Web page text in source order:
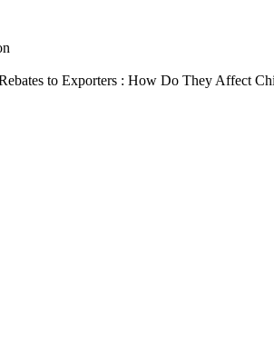
to Exporters : How Do They Affect